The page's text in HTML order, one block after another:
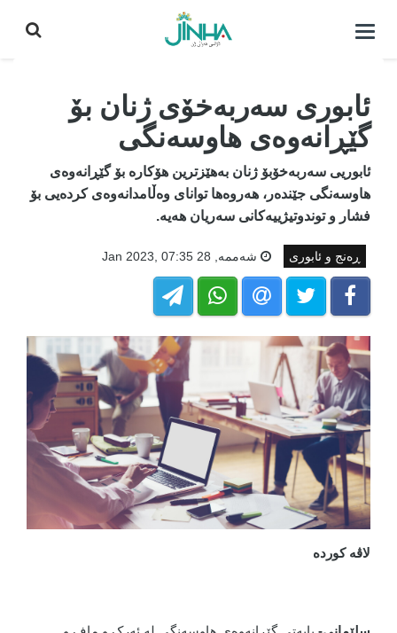
كردنه‌وه‌ی
ئابوری سەربەخۆی ژنان بۆ
گێڕانەوەی هاوسەنگی
ئابوریی سەربەخۆبۆ ژنان بەهێزترین هۆکارە بۆ گێڕانەوەی
هاوسەنگی جێندەر، هەروەها توانای وەڵامدانەوەی کردەیی بۆ
فشار و توندوتیژییەکانی سەریان هەیە.
ڕەنج و ئابوری شه‌ممه‌, 28 Jan 2023, 07:35
لاڤە کوردە